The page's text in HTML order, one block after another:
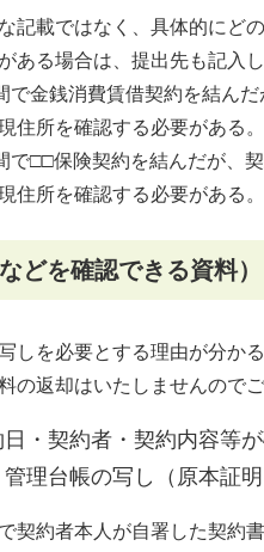
記載ではなく、具体的にど
る場合は、提出先も記入し
金銭消費賃借契約を結ん
住所を確認する必要がある。
□□保険契約を結んだが、
住所を確認する必要がある。
を確認できる資料）
を必要とする理由が分か
返却はいたしませんのでご
契約者・契約内容等
理台帳の写し（原本証明
契約者本人が自署した契約